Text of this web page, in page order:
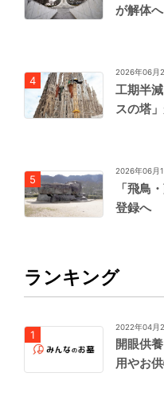
が解体へ
2026年06月
工期半
スの塔
2026年06月
「飛鳥
登録へ
ランキング
2022年04月
開眼供
用やお